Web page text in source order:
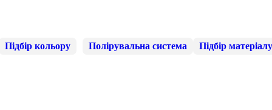
Підбір кольору Полірувальна система Підбір матеріалу